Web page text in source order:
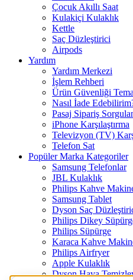
Çocuk Akıllı Saat
Kulakiçi Kulaklık
Kettle
Saç Düzleştirici
Airpods
Yardım
Yardım Merkezi
İşlem Rehberi
Ürün Güvenliği
Nasıl İade
Pasaj Sipariş
iPhone Karşılaştırma
Televizyon (TV)
Telefon Sat
Popüler Marka Kategoriler
Samsung Telefonlar
JBL Kulaklık
Philips Kahve
Samsung Tablet
Dyson Saç
Philips Dikey
Philips Süpürge
Karaca Kahve
Philips Airfryer
Apple Kulaklık
Dyson Hava